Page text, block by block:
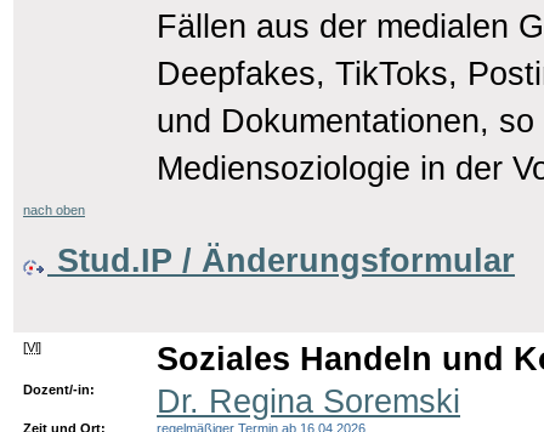
Fällen aus der medialen
Deepfakes, TikToks,
und Dokumentationen,
Mediensoziologie in der
nach oben
Stud.IP / Änderungsformular
[Vl] Soziales Handeln und
Dozent/-in: Dr. Regina Soremski
Zeit und Ort:
regelmäßiger Termin ab 16.04.2026